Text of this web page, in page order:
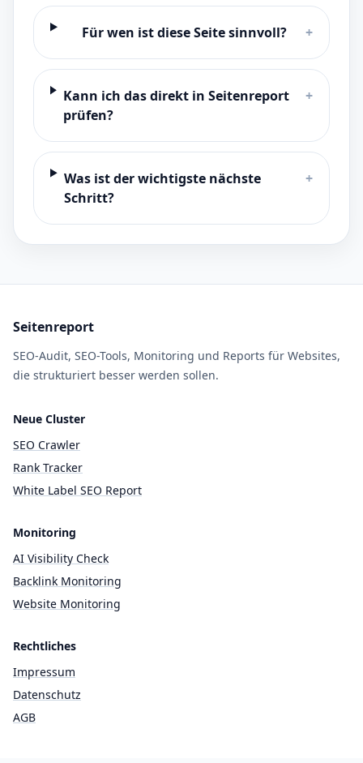
Für wen ist diese Seite sinnvoll? +
Kann ich das direkt in Seitenreport
prüfen?
+
Was ist der wichtigste nächste
Schritt?
+
Seitenreport
SEO-Audit, SEO-Tools, Monitoring und Reports für Websites,
die strukturiert besser werden sollen.
Neue Cluster
SEO Crawler
Rank Tracker
White Label SEO Report
Monitoring
AI Visibility Check
Backlink Monitoring
Website Monitoring
Rechtliches
Impressum
Datenschutz
AGB